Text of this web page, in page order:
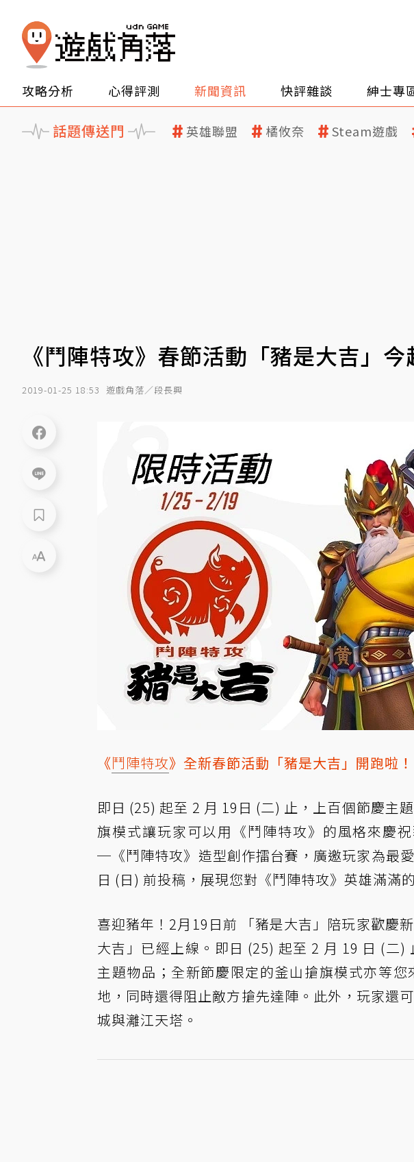
攻略分析 心得評測 新聞資訊 快評雜談 紳士專
話題傳送門 英雄聯盟 橘攸奈 Steam遊戲
《鬥陣特攻》春節活動「豬是大吉」
2019-01-25 18:53 遊戲角落／段長興
《鬥陣特攻》全新春節活動「豬是大吉」開跑啦！
即日 (25) 起至 2 月 19日 (二) 止，上百個節慶主
旗模式讓玩家可以用《鬥陣特攻》的風格來慶
─《鬥陣特攻》造型創作擂台賽，廣邀玩家為最
日 (日) 前投稿，展現您對《鬥陣特攻》英雄滿滿
喜迎豬年！2月19日前 「豬是大吉」陪玩家歡慶
大吉」已經上線。即日 (25) 起至 2 月 19 日 (二
主題物品；全新節慶限定的釜山搶旗模式亦等
地，同時還得阻止敵方搶先達陣。此外，玩家還
城與灕江天塔。